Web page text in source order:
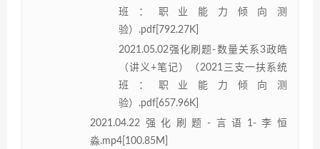
班：职业能力倾向测
验）.pdf[792.27K]
2021.05.02强化刷题-数量关系3政皓
（讲义+笔记）（2021三支一扶系统
班：职业能力倾向测
验）.pdf[657.96K]
2021.04.22强化刷题-言语1-李恒
淼.mp4[100.85M]